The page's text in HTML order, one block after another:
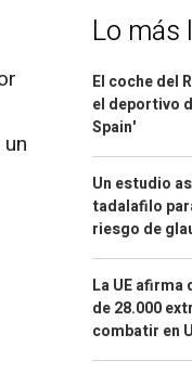
Lo más
El coche del
el deportivo
Spain'
Un estudio
tadalafilo
riesgo de
La UE afirma
de 28.000
combatir en